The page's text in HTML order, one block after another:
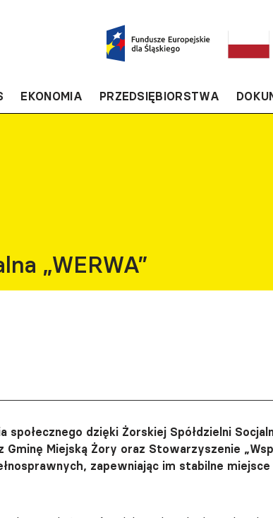
EKONOMIA PRZEDSIĘBIORSTWA
„WERWA”
dzięki Żorskiej Spółdzielni
Gminę Miejską Żory oraz Stowarzyszenie
zapewniając im stabilne